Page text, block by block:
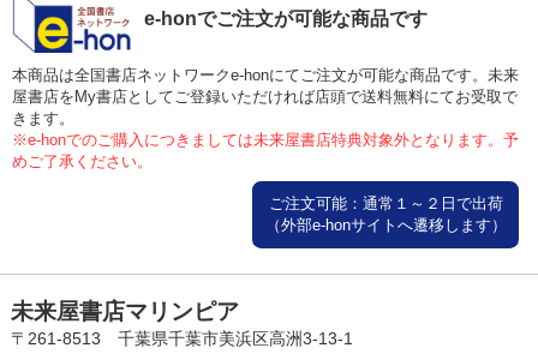
e-honでご注文が可能な商品です
本商品は全国書店ネットワークe-honにてご注文が可能な商品です。未来
屋書店をMy書店としてご登録いただければ店頭で送料無料にてお受取で
きます。
※e-honでのご購入につきましては未来屋書店特典対象外となります。予
めご了承ください。
ご注文可能：通常１～２日で出荷
（外部e-honサイトへ遷移します）
未来屋書店マリンピア
〒261-8513 千葉県千葉市美浜区高洲3-13-1